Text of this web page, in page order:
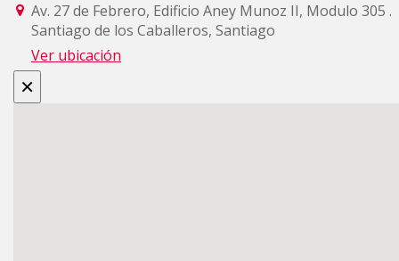
Av. 27 de Febrero, Edificio Aney Munoz II, Modulo 305 .
Santiago de los Caballeros, Santiago
Ver ubicación
×